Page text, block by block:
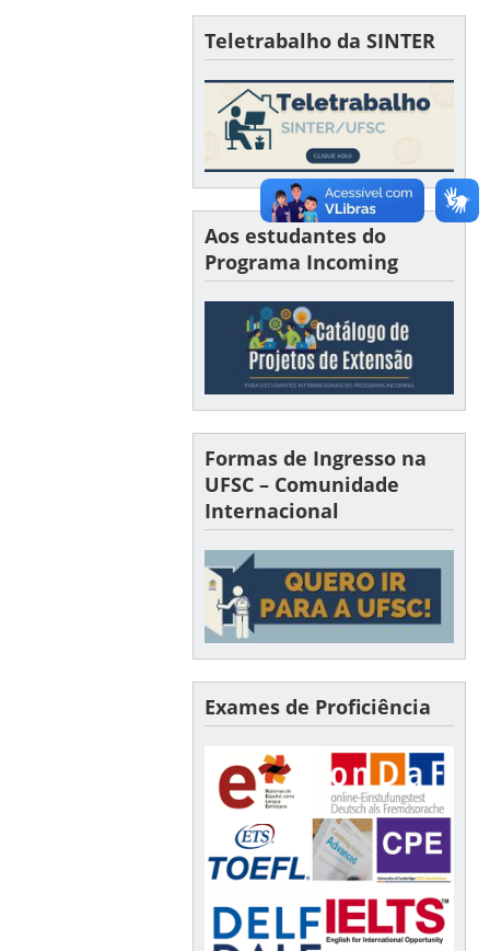
Teletrabalho da SINTER
Aos estudantes do
Programa Incoming
Formas de Ingresso na
UFSC – Comunidade
Internacional
Exames de Proficiência